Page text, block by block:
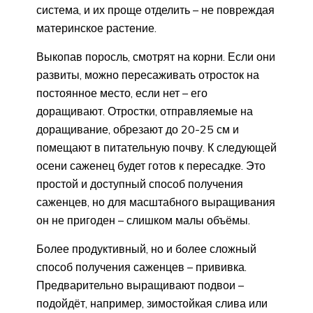
система, и их проще отделить – не повреждая
материнское растение.
Выкопав поросль, смотрят на корни. Если они
развиты, можно пересаживать отросток на
постоянное место, если нет – его
доращивают. Отростки, отправляемые на
доращивание, обрезают до 20-25 см и
помещают в питательную почву. К следующей
осени саженец будет готов к пересадке. Это
простой и доступный способ получения
саженцев, но для масштабного выращивания
он не пригоден – слишком малы объёмы.
Более продуктивный, но и более сложный
способ получения саженцев – прививка.
Предварительно выращивают подвои –
подойдёт, например, зимостойкая слива или